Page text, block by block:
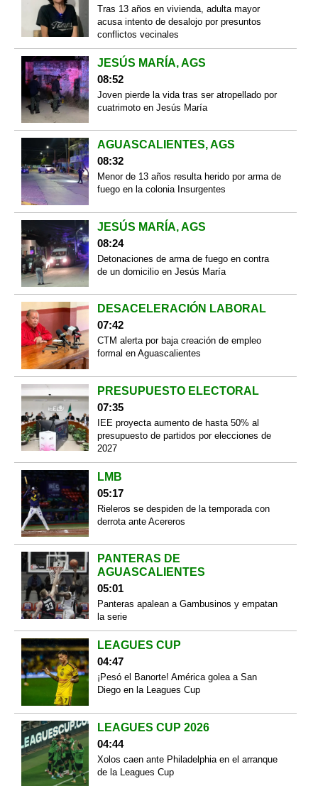
Tras 13 años en vivienda, adulta mayor
acusa intento de desalojo por presuntos
conflictos vecinales
JESÚS MARÍA, AGS
08:52
Joven pierde la vida tras ser atropellado por
cuatrimoto en Jesús María
AGUASCALIENTES, AGS
08:32
Menor de 13 años resulta herido por arma de
fuego en la colonia Insurgentes
JESÚS MARÍA, AGS
08:24
Detonaciones de arma de fuego en contra
de un domicilio en Jesús María
DESACELERACIÓN LABORAL
07:42
CTM alerta por baja creación de empleo
formal en Aguascalientes
PRESUPUESTO ELECTORAL
07:35
IEE proyecta aumento de hasta 50% al
presupuesto de partidos por elecciones de
2027
LMB
05:17
Rieleros se despiden de la temporada con
derrota ante Acereros
PANTERAS DE
AGUASCALIENTES
05:01
Panteras apalean a Gambusinos y empatan
la serie
LEAGUES CUP
04:47
¡Pesó el Banorte! América golea a San
Diego en la Leagues Cup
LEAGUES CUP 2026
04:44
Xolos caen ante Philadelphia en el arranque
de la Leagues Cup